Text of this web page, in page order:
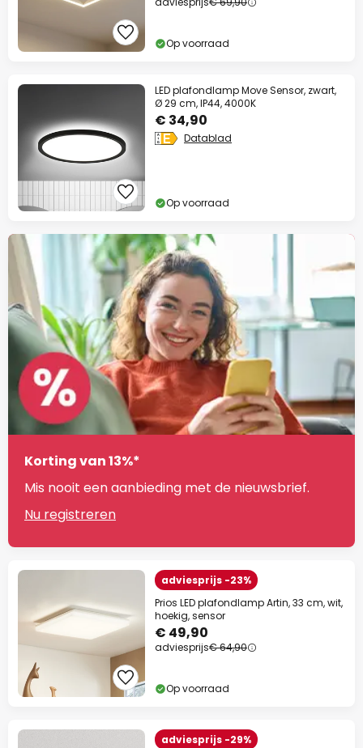
Op voorraad
LED plafondlamp Move Sensor, zwart,
Ø 29 cm, IP44, 4000K
€ 34,90
Datablad
Op voorraad
Korting van 13%*
Mis nooit een aanbieding met de nieuwsbrief.
Nu registreren
adviesprijs -23%
Prios LED plafondlamp Artin, 33 cm, wit,
hoekig, sensor
€ 49,90
adviesprijs€ 64,90
Op voorraad
adviesprijs -29%
10% kortingvanaf €99
13% korting vanaf €159
Actiecode:WAUW Kopiëren
Nu besparen
*Uitgesloten merken